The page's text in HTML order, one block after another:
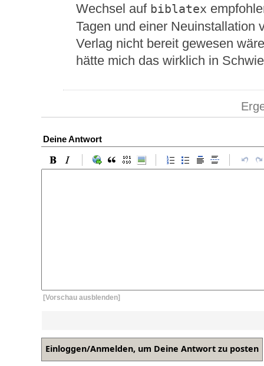
Wechsel auf biblatex
Tagen und einer Neuinstallation
Verlag nicht bereit gewesen
hätte mich das wirklich in
Deine Antwort
[Vorschau ausblenden]